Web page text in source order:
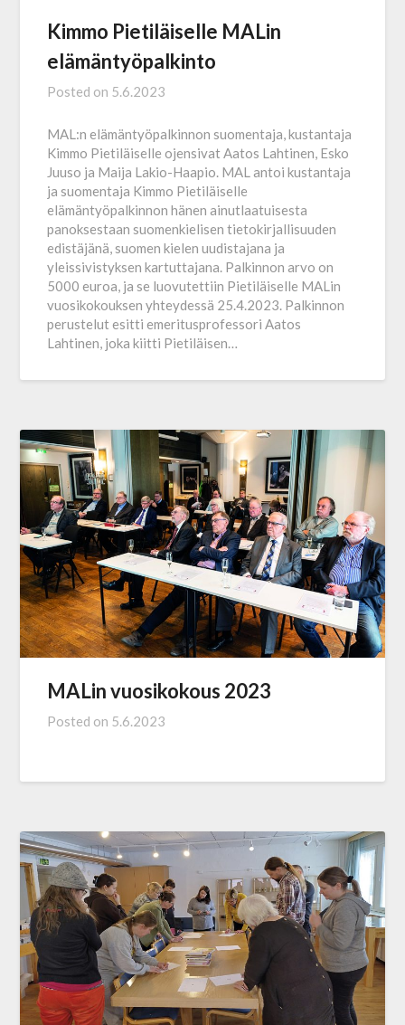
Kimmo Pietiläiselle MALin
elämäntyöpalkinto
Posted on 5.6.2023
MAL:n elämäntyöpalkinnon suomentaja, kustantaja
Kimmo Pietiläiselle ojensivat Aatos Lahtinen, Esko
Juuso ja Maija Lakio-Haapio. MAL antoi kustantaja
ja suomentaja Kimmo Pietiläiselle
elämäntyöpalkinnon hänen ainutlaatuisesta
panoksestaan suomenkielisen tietokirjallisuuden
edistäjänä, suomen kielen uudistajana ja
yleissivistyksen kartuttajana. Palkinnon arvo on
5000 euroa, ja se luovutettiin Pietiläiselle MALin
vuosikokouksen yhteydessä 25.4.2023. Palkinnon
perustelut esitti emeritusprofessori Aatos
Lahtinen, joka kiitti Pietiläisen…
MALin vuosikokous 2023
Posted on 5.6.2023